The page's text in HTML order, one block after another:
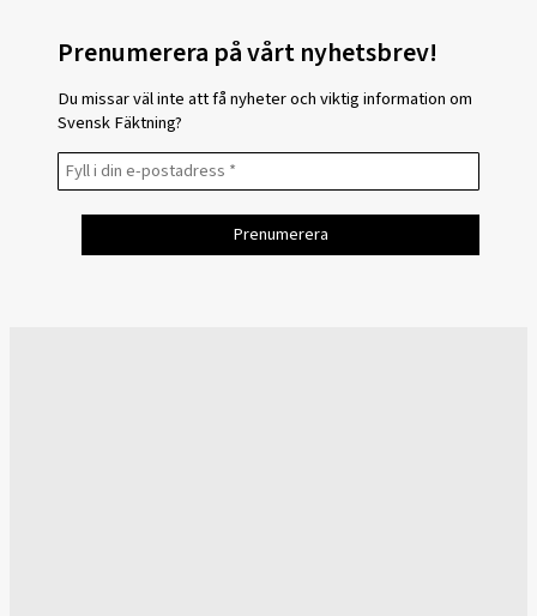
Prenumerera på vårt nyhetsbrev!
Du missar väl inte att få nyheter och viktig information om
Svensk Fäktning?